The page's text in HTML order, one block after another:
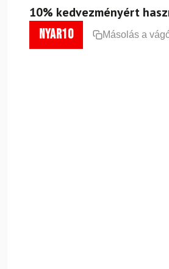
10% kedvezményért
nyar10 Másolás a